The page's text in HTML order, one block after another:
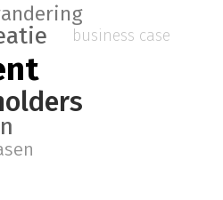
business case